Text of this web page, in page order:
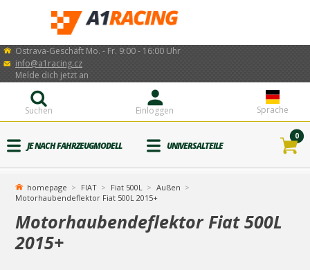
Ostrava-Geschäft Mo. - Fr. 9:00 - 16:00 Uhr
info@a1racing.cz
Sprache
Einloggen
Melde dich jetzt an
Suchen
JE NACH FAHRZEUGMODELL UNIVERSALTEILE
0
homepage FIAT Fiat 500L
Außen
Motorhaubendeflektor Fiat 500L 2015+
Motorhaubendeflektor Fiat 500L
2015+